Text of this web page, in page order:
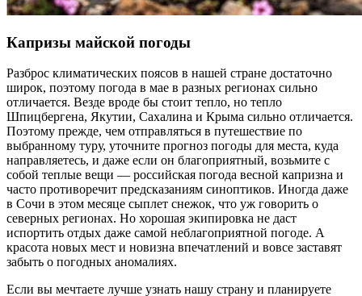
Капризы майской погоды
Разброс климатических поясов в нашей стране достаточно
широк, поэтому погода в мае в разных регионах сильно
отличается. Везде вроде бы стоит тепло, но тепло
Шпицбергена, Якутии, Сахалина и Крыма сильно отличается.
Поэтому прежде, чем отправляться в путешествие по
выбранному туру, уточните прогноз погоды для места, куда
направляетесь, и даже если он благоприятный, возьмите с
собой теплые вещи — российская погода весной капризна и
часто противоречит предсказаниям синоптиков. Иногда даже
в Сочи в этом месяце сыплет снежок, что уж говорить о
северных регионах. Но хорошая экипировка не даст
испортить отдых даже самой неблагоприятной погоде. А
красота новых мест и новизна впечатлений и вовсе заставят
забыть о погодных аномалиях.
Если вы мечтаете лучше узнать нашу страну и планируете